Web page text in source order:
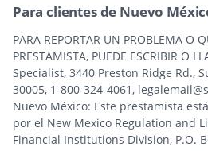
Para clientes de Nuevo
PARA REPORTAR UN PROBLEMA O
PRESTAMISTA, PUEDE ESCRIBIR O
Specialist, 3440 Preston Ridge Rd.,
30005, 1-800-324-4061,
Nuevo México: Este prestamista
por el New Mexico Regulation and
Financial Institutions Division, P.O.